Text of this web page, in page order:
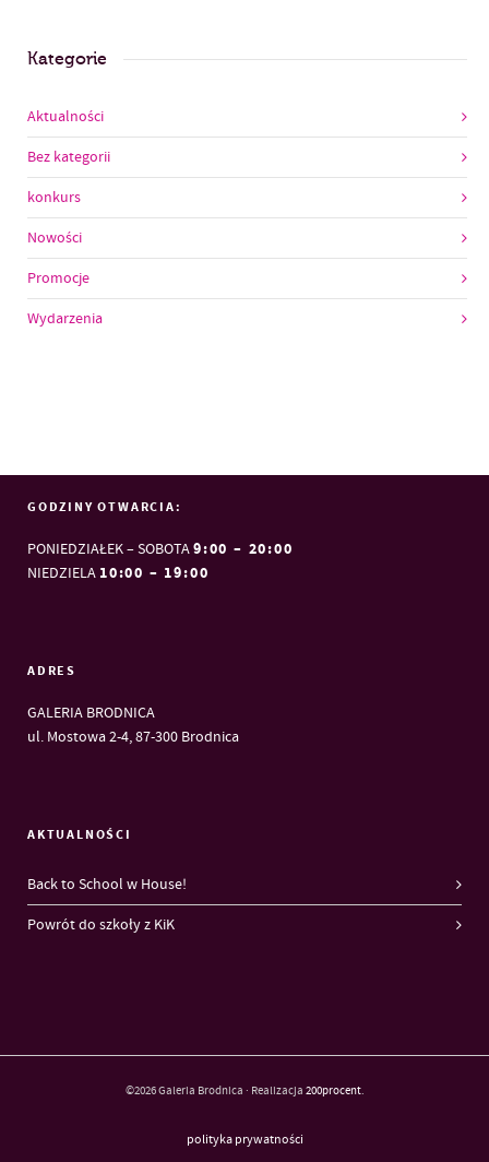
Kategorie
Aktualności
Bez kategorii
konkurs
Nowości
Promocje
Wydarzenia
GODZINY OTWARCIA:
PONIEDZIAŁEK – SOBOTA9:00 – 20:00
NIEDZIELA 10:00 – 19:00
ADRES
GALERIA BRODNICA
ul. Mostowa 2-4, 87-300 Brodnica
AKTUALNOŚCI
Back to School w House!
Powrót do szkoły z KiK
©2026 Galeria Brodnica · Realizacja 200procent.
polityka prywatności